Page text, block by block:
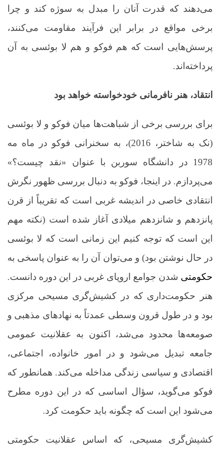
می‌دهند که قدرت آنان را مبدل به سوژه کند و چرا
برخی مواقع در برابر این فرآیند مقاومت می‌کنند،
پرسش‌هایی است که هم فوکو و هم لا بوئسی به آن
پرداخته‌اند.
انتقاد، هنر نافرمانی خودخواسته خواهد بود
برای بررسی برخی از شباهت‌ها میان فوکو و لا بوئسی
(نک به شاختر، 2016)، به سخنرانی فوکو در ماه مه
1978 در دانشگاه سوربن با عنوان «نقد چیست؟»
می‌پردازم. در اینجا، فوکو به دنبال بررسی ظهور نگرش
انتقادی خاصی در اندیشه غربی است که تقریباً از قرن
پانزدهم و شانزدهم میلادی آغاز شده است (نکته مهم
این است که توجه کنیم این زمانی است که لا بوئسی
در حال نوشتن بود) و می‌توان آن را به عنوان پاسخی به
حکومتی شدن جوامع اروپای غربی در این دوره دانست.
هنر حکومت‌داری که در کشیش‌گری مسیحی مرکزی
بود و در طول قرون وسطی عمدتاً به نهادهای مذهبی و
صومعه‌ها محدود می‌شد، اکنون به عقلانیت عمومی
جامعه تبدیل می‌شود و در امور خانواده، اجتماعی،
اقتصادی و سیاسی زندگی مداخله می‌کند. همانطور که
فوکو می‌گوید، سؤال اساسی که در این دوره مطرح
می‌شود این است که چگونه باید حکومت کرد.
کشیش‌گری مسیحی، که اساس عقلانیت حکومتی